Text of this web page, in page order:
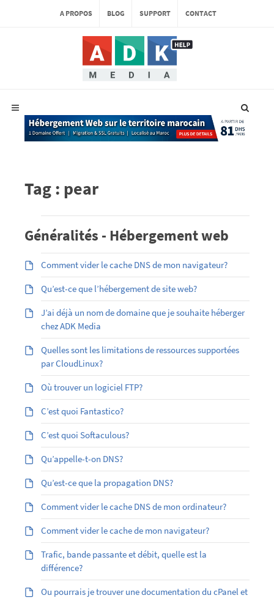
A PROPOS BLOG SUPPORT CONTACT
Tag : pear
Généralités - Hébergement web
Comment vider le cache DNS de mon navigateur?
Qu’est-ce que l’hébergement de site web?
J’ai déjà un nom de domaine que je souhaite héberger
chez ADK Media
Quelles sont les limitations de ressources supportées
par CloudLinux?
Où trouver un logiciel FTP?
C’est quoi Fantastico?
C’est quoi Softaculous?
Qu’appelle-t-on DNS?
Qu’est-ce que la propagation DNS?
Comment vider le cache DNS de mon ordinateur?
Comment vider le cache de mon navigateur?
Trafic, bande passante et débit, quelle est la
différence?
Ou pourrais je trouver une documentation du cPanel et